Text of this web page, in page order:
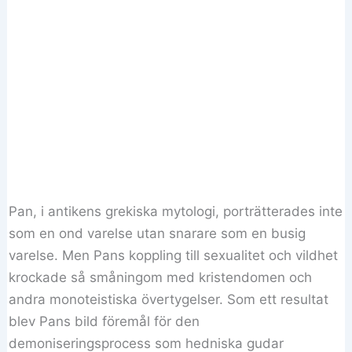
Pan, i antikens grekiska mytologi, porträtterades inte
som en ond varelse utan snarare som en busig
varelse. Men Pans koppling till sexualitet och vildhet
krockade så småningom med kristendomen och
andra monoteistiska övertygelser. Som ett resultat
blev Pans bild föremål för den
demoniseringsprocess som hedniska gudar